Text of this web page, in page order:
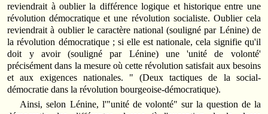
reviendrait à oublier la différence logique et historique entre une
révolution démocratique et une révolution socialiste. Oublier cela
reviendrait à oublier le caractère national (souligné par Lénine) de
la révolution démocratique ; si elle est nationale, cela signifie qu'il
doit y avoir (souligné par Lénine) une 'unité de volonté'
précisément dans la mesure où cette révolution satisfait aux besoins
et aux exigences nationales. " (Deux tactiques de la social-
démocratie dans la révolution bourgeoise-démocratique).
Ainsi, selon Lénine, l'"unité de volonté" sur la question de la